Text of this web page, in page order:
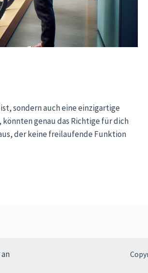
sondern auch eine einzigartige
genau das Richtige für dich
der keine freilaufende Funktion